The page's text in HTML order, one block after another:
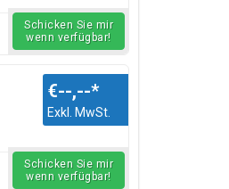
Schicken Sie mir
wenn verfügbar!
€--,--*
Exkl. MwSt.
Schicken Sie mir
wenn verfügbar!